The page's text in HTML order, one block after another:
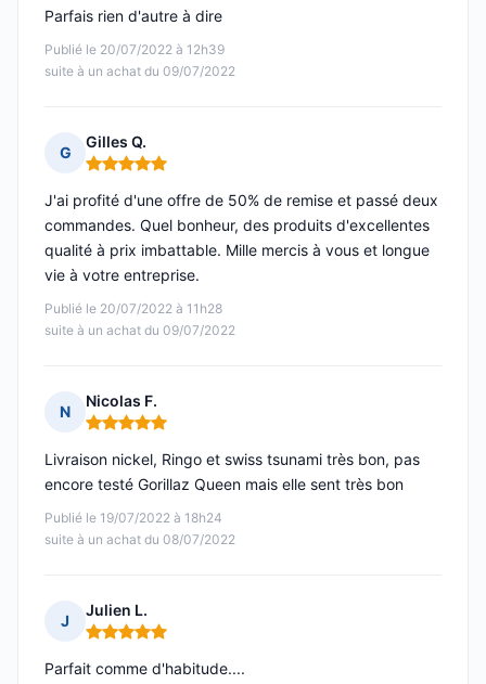
Publié le 20/07/2022 à 12h39
suite à un achat du 09/07/2022
Parfais rien d'autre à dire
G
Gilles Q.
Note : 5 sur 5
Publié le 20/07/2022 à 11h28
suite à un achat du 09/07/2022
J'ai profité d'une offre de 50% de remise et passé deux
commandes. Quel bonheur, des produits d'excellentes
qualité à prix imbattable. Mille mercis à vous et longue
vie à votre entreprise.
N
Nicolas F.
Note : 5 sur 5
Publié le 19/07/2022 à 18h24
suite à un achat du 08/07/2022
Livraison nickel, Ringo et swiss tsunami très bon, pas
encore testé Gorillaz Queen mais elle sent très bon
J
Julien L.
Note : 5 sur 5
Parfait comme d'habitude....